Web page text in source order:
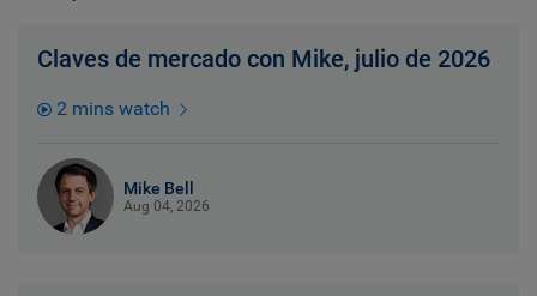
Claves de mercado con Mike, julio de 2026
2 mins watch
Mike Bell
Aug 04, 2026